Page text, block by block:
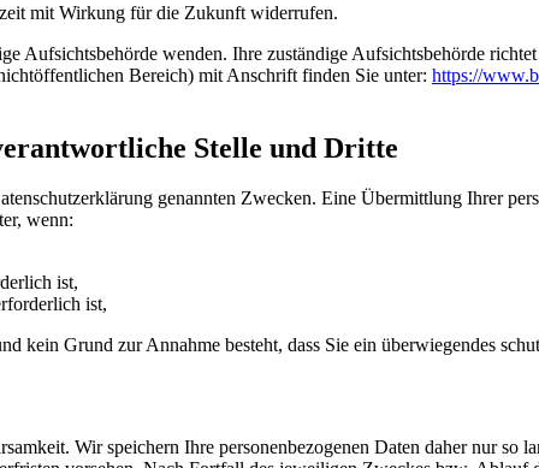
mit Wirkung für die Zukunft widerrufen.
Aufsichtsbehörde wenden. Ihre zuständige Aufsichtsbehörde
Bereich) mit Anschrift finden Sie unter: https://
Stelle und Dritte
genannten Zwecken. Eine Übermittlung Ihrer
wenn:
ist,
ist,
kein Grund zur Annahme besteht, dass Sie ein überwiegendes
Wir speichern Ihre personenbezogenen Daten daher nur